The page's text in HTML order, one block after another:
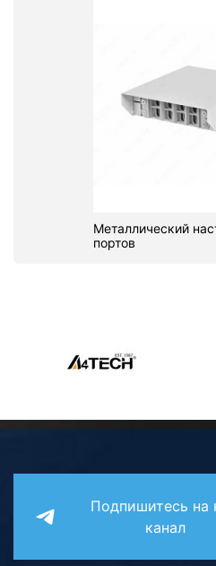
Металлический
портов
Подпишитесь на
канал